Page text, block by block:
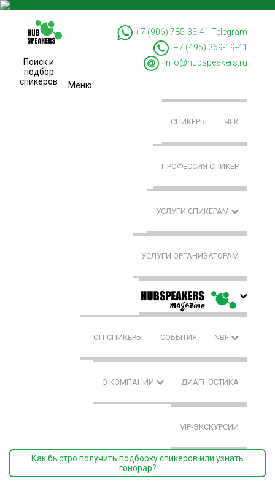
Поиск и
подбор
спикеров
+7 (906) 785-33-41 Telegram
+7 (495) 369-19-41
info@hubspeakers.ru
Меню
СПИКЕРЫ ЧГК
ПРОФЕССИЯ СПИКЕР
УСЛУГИ СПИКЕРАМ
УСЛУГИ ОРГАНИЗАТОРАМ
ТОП-СПИКЕРЫ СОБЫТИЯ NBF
О КОМПАНИИ ДИАГНОСТИКА
VIP-ЭКСКУРСИИ
Как быстро получить подборку спикеров или узнать
гонорар?